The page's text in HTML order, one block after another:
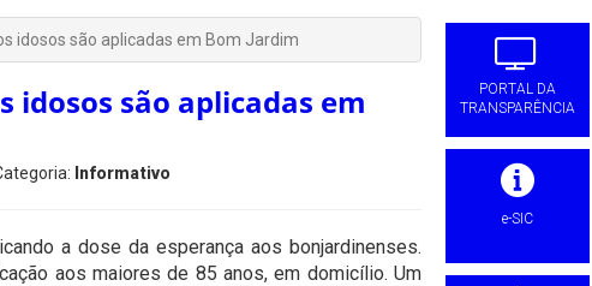
idosos são aplicadas em Bom Jardim
idosos são aplicadas em
Informativo
a dose da esperança aos bonjardinenses.
aos maiores de 85 anos, em domicílio. Um
PORTAL DA
TRANSPARÊNCIA
e-SIC